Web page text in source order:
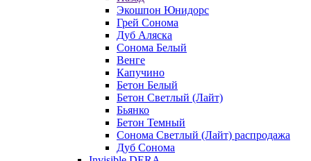
Экошпон Юнидорс
Грей Сонома
Дуб Аляска
Сонома Белый
Венге
Капучино
Бетон Белый
Бетон Светлый (Лайт)
Бьянко
Бетон Темный
Сонома Светлый (Лайт) распродажа
Дуб Сонома